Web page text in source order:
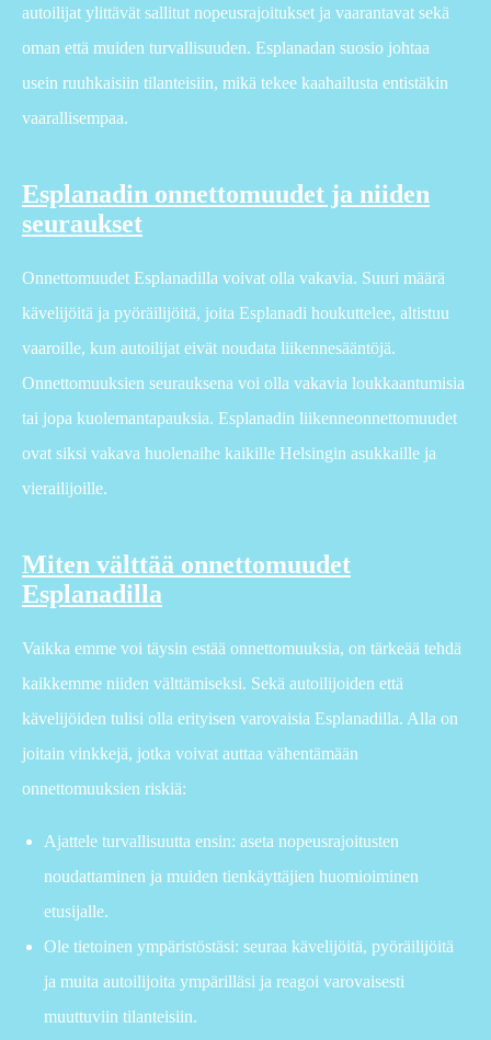
autoilijat ylittävät sallitut nopeusrajoitukset ja vaarantavat sekä
oman että muiden turvallisuuden. Esplanadan suosio johtaa
usein ruuhkaisiin tilanteisiin, mikä tekee kaahailusta entistäkin
vaarallisempaa.
Esplanadin onnettomuudet ja niiden
seuraukset
Onnettomuudet Esplanadilla voivat olla vakavia. Suuri määrä
kävelijöitä ja pyöräilijöitä, joita Esplanadi houkuttelee, altistuu
vaaroille, kun autoilijat eivät noudata liikennesääntöjä.
Onnettomuuksien seurauksena voi olla vakavia loukkaantumisia
tai jopa kuolemantapauksia. Esplanadin liikenneonnettomuudet
ovat siksi vakava huolenaihe kaikille Helsingin asukkaille ja
vierailijoille.
Miten välttää onnettomuudet
Esplanadilla
Vaikka emme voi täysin estää onnettomuuksia, on tärkeää tehdä
kaikkemme niiden välttämiseksi. Sekä autoilijoiden että
kävelijöiden tulisi olla erityisen varovaisia Esplanadilla. Alla on
joitain vinkkejä, jotka voivat auttaa vähentämään
onnettomuuksien riskiä:
Ajattele turvallisuutta ensin: aseta nopeusrajoitusten
noudattaminen ja muiden tienkäyttäjien huomioiminen
etusijalle.
Ole tietoinen ympäristöstäsi: seuraa kävelijöitä, pyöräilijöitä
ja muita autoilijoita ympärilläsi ja reagoi varovaisesti
muuttuviin tilanteisiin.